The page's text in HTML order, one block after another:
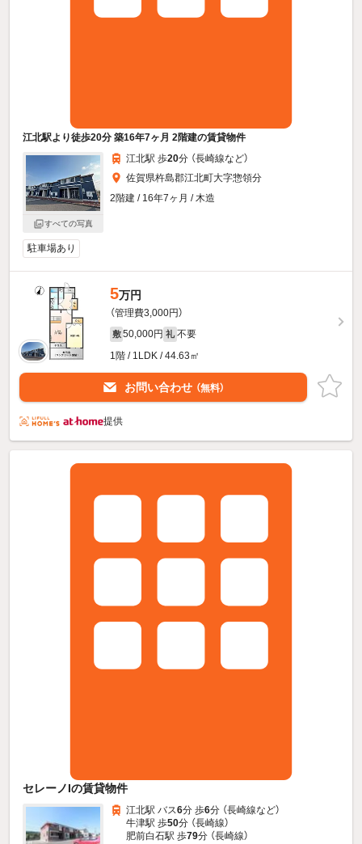
江北駅より徒歩20分 築16年7ヶ月 2階建の賃貸物件
すべての写真
江北駅 歩20分 （長崎線など）
佐賀県杵島郡江北町大字惣領分
2階建 / 16年7ヶ月 / 木造
駐車場あり
5万円
（管理費3,000円）
敷 50,000円 礼 不要
1階 / 1LDK / 44.63㎡
お問い合わせ （無料）
提供
セレーノIの賃貸物件
江北駅 バス6分 歩6分 （長崎線など）
牛津駅 歩50分 （長崎線）
肥前白石駅 歩79分 （長崎線）